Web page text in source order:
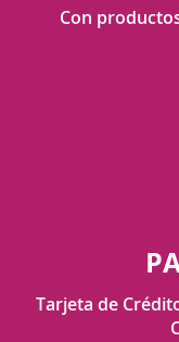
Con
Tarjeta de